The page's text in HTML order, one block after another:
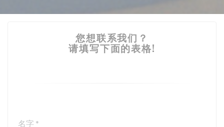
您想联系我们？
请填写下面的表格!